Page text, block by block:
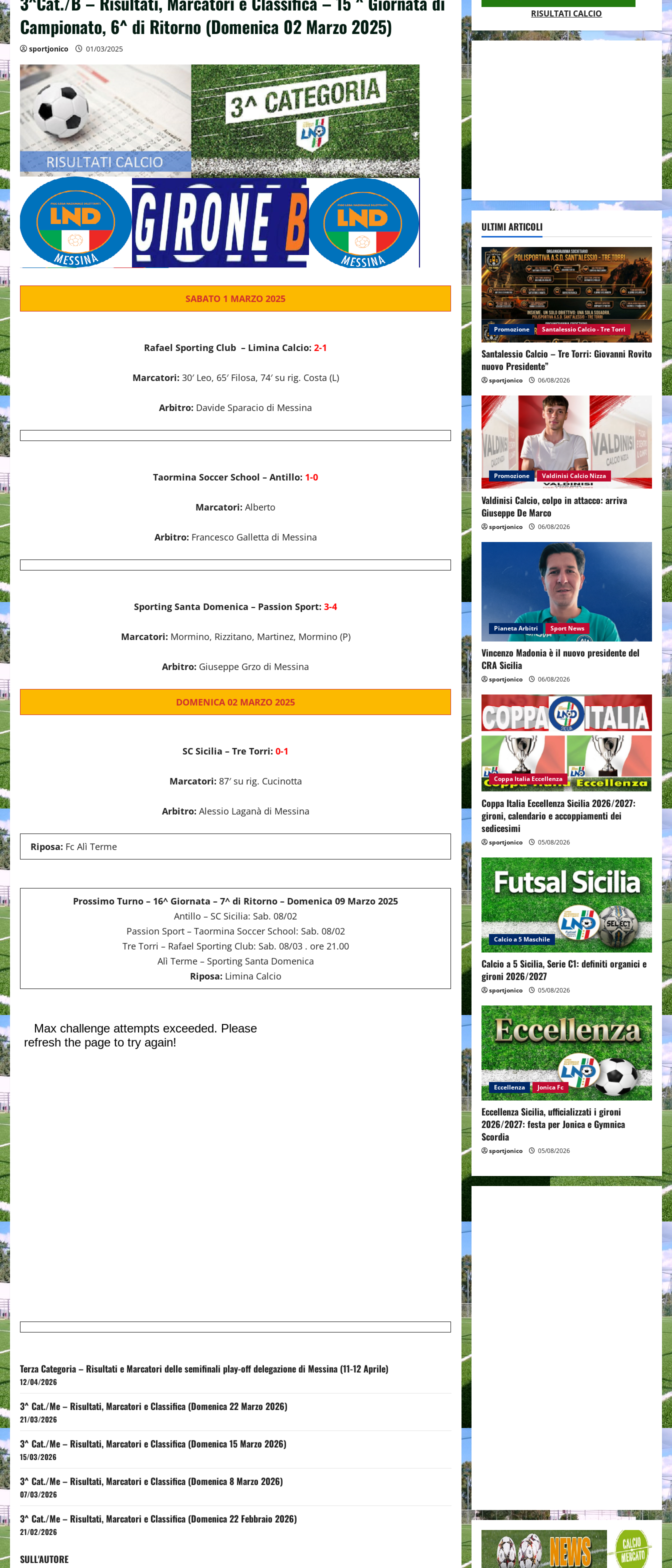
Campionato, 6^ di Ritorno (Domenica 02 Marzo 2025)
sportjonico 01/03/2025
SABATO 1 MARZO 2025
Rafael Sporting Club – Limina Calcio:2-1
Marcatori: 30′ Leo, 65′ Filosa, 74′ su rig. Costa (L)
Arbitro: Davide Sparacio di Messina
Taormina Soccer School – Antillo: 1-0
Marcatori:Alberto
Arbitro: Francesco Galletta di Messina
Sporting Santa Domenica – Passion Sport:3-4
Marcatori: Mormino, Rizzitano, Martinez, Mormino (P)
Arbitro: Giuseppe Grzo di Messina
DOMENICA 02 MARZO 2025
SC Sicilia – Tre Torri:0-1
Marcatori: 87′ su rig. Cucinotta
Arbitro: Alessio Laganà di Messina
Riposa: Fc Alì Terme
Prossimo Turno – 16^ Giornata – 7^ di Ritorno – Domenica 09 Marzo 2025
Antillo – SC Sicilia: Sab. 08/02
Passion Sport – Taormina Soccer School: Sab. 08/02
Tre Torri – Rafael Sporting Club: Sab. 08/03 . ore 21.00
Alì Terme – Sporting Santa Domenica
Riposa: Limina Calcio
Terza Categoria – Risultati e Marcatori delle semifinali play-off delegazione di Messina (11-12 Aprile)
12/04/2026
3^ Cat./Me – Risultati, Marcatori e Classifica (Domenica 22 Marzo 2026)
21/03/2026
3^ Cat./Me – Risultati, Marcatori e Classifica (Domenica 15 Marzo 2026)
15/03/2026
3^ Cat./Me – Risultati, Marcatori e Classifica (Domenica 8 Marzo 2026)
07/03/2026
3^ Cat./Me – Risultati, Marcatori e Classifica (Domenica 22 Febbraio 2026)
21/02/2026
SULL'AUTORE
RISULTATI CALCIO
ULTIMI ARTICOLI
Promozione Santalessio Calcio - Tre Torri
Santalessio Calcio – Tre Torri: Giovanni Rovito
nuovo Presidente”
sportjonico 06/08/2026
Promozione Valdinisi Calcio Nizza
Valdinisi Calcio, colpo in attacco: arriva
Giuseppe De Marco
sportjonico 06/08/2026
Pianeta Arbitri Sport News
Vincenzo Madonia è il nuovo presidente del
CRA Sicilia
sportjonico 06/08/2026
Coppa Italia Eccellenza
Coppa Italia Eccellenza Sicilia 2026/2027:
gironi, calendario e accoppiamenti dei
sedicesimi
sportjonico 05/08/2026
Calcio a 5 Maschile
Calcio a 5 Sicilia, Serie C1: definiti organici e
gironi 2026/2027
sportjonico 05/08/2026
Eccellenza Jonica Fc
Eccellenza Sicilia, ufficializzati i gironi
2026/2027: festa per Jonica e Gymnica
Scordia
sportjonico 05/08/2026